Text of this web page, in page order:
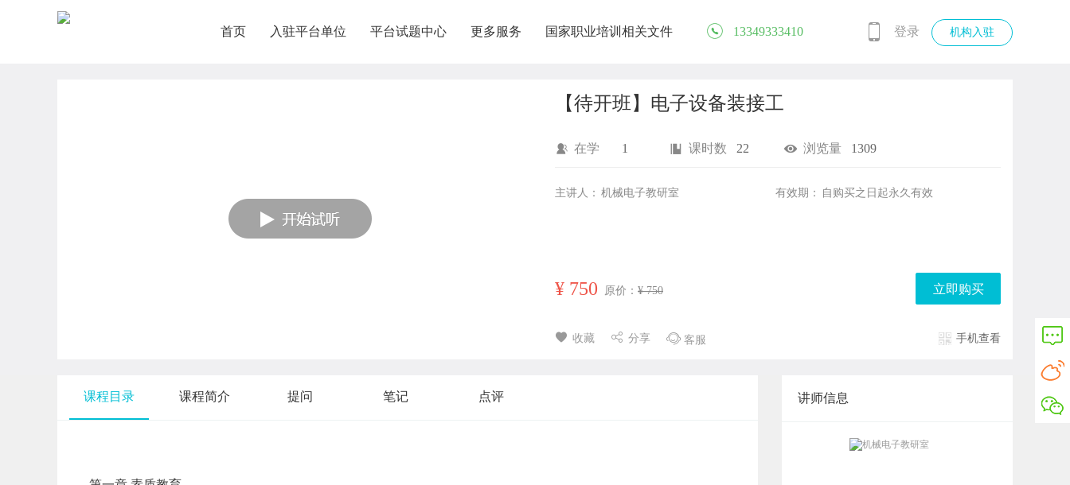
首页 入驻平台单位 平台试题中心 更多服务 国家职业培训相关文件 13349333410 登录 机构入驻
【待开班】电子设备装接工
在学 1 课时数 22 浏览量 1309
主讲人： 机械电子教研室 有效期： 自购买之日起永久有效
¥ 750 原价： ¥ 750 立即购买
收藏 分享 客服 手机查看
课程目录 课程简介 提问 笔记 点评 讲师信息